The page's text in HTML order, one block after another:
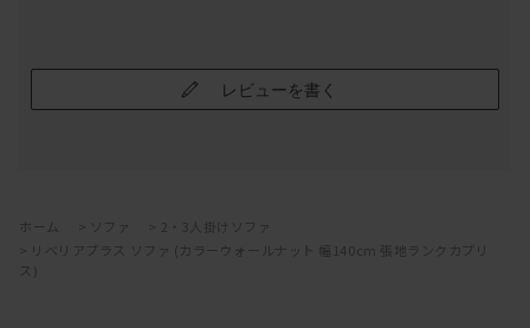
レビューを書く
ホーム ソファ
2・3人掛けソファ
リベリアプラス ソファ (カラーウォールナット 幅140cm 張地ランクカプリ
ス)